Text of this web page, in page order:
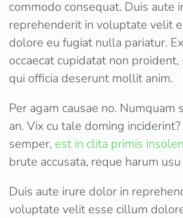
commodo consequat. Duis aute
reprehenderit in voluptate velit
dolore eu fugiat nulla pariatur.
occaecat cupidatat non
qui officia deserunt mollit anim.
Per agam causae no. Numquam
an. Vix cu tale doming
semper, est in clita primis
brute accusata, reque harum usu
Duis aute irure dolor in
voluptate velit esse cillum